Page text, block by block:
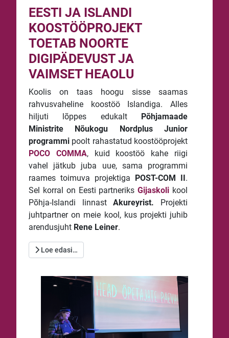
EESTI JA ISLANDI
KOOSTÖÖPROJEKT
TOETAB NOORTE
DIGIPÄDEVUST JA
VAIMSET HEAOLU
Koolis on taas hoogu sisse saamas
rahvusvaheline koostöö Islandiga. Alles
hiljuti lõppes edukalt Põhjamaade
Ministrite Nõukogu
Nordplus Junior
programmi poolt rahastatud koostööprojekt
POCO COMMA, kuid koostöö kahe riigi
vahel jätkub juba uue, sama programmi
raames toimuva projektiga POST-COM II.
Sel korral on Eesti partneriksGijaskoli kool
Põhja-Islandi linnastAkureyrist. Projekti
juhtpartner on meie kool, kus projekti juhib
arendusjuht Rene Leiner.
Loe edasi…